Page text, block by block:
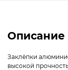
Описание
Заклёпки
высокой